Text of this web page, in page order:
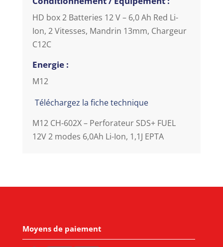
HD box 2 Batteries 12 V – 6,0 Ah Red Li-
Ion, 2 Vitesses, Mandrin 13mm, Chargeur
C12C
Energie :
M12
Téléchargez la fiche technique
M12 CH-602X – Perforateur SDS+ FUEL
12V 2 modes 6,0Ah Li-Ion, 1,1J EPTA
Moyens de paiement